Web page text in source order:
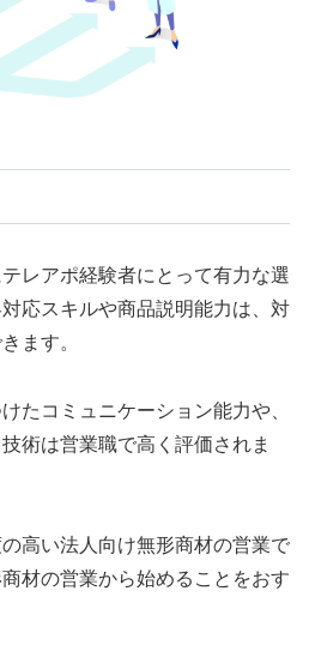
レアポ経験者にとって有力な選
応スキルや商品説明能力は、対
ます。
たコミュニケーション能力や、
術は営業職で高く評価されま
高い法人向け無形商材の営業で
材の営業から始めることをおす